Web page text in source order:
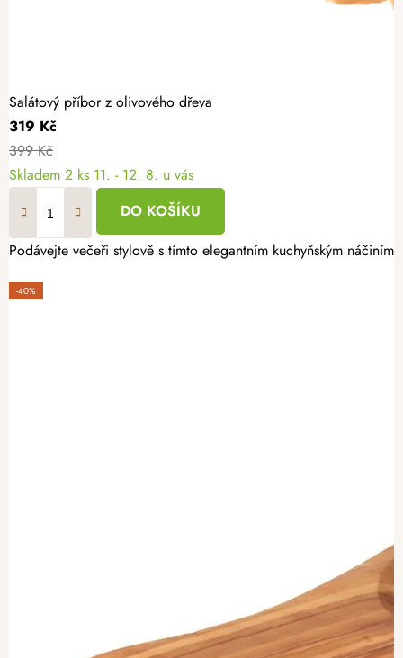
Salátový příbor z olivového dřeva
319 Kč
399 Kč
Skladem 2 ks 11. - 12. 8. u vás
DO KOŠÍKU
Podávejte večeři stylově s tímto elegantním kuchyňským
-40%